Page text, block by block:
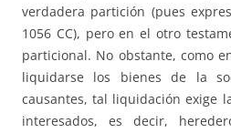
verdadera partición (pues
1056 CC), pero en el otro
particional. No obstante, como
liquidarse los bienes de la
causantes, tal liquidación exige
interesados, es decir,